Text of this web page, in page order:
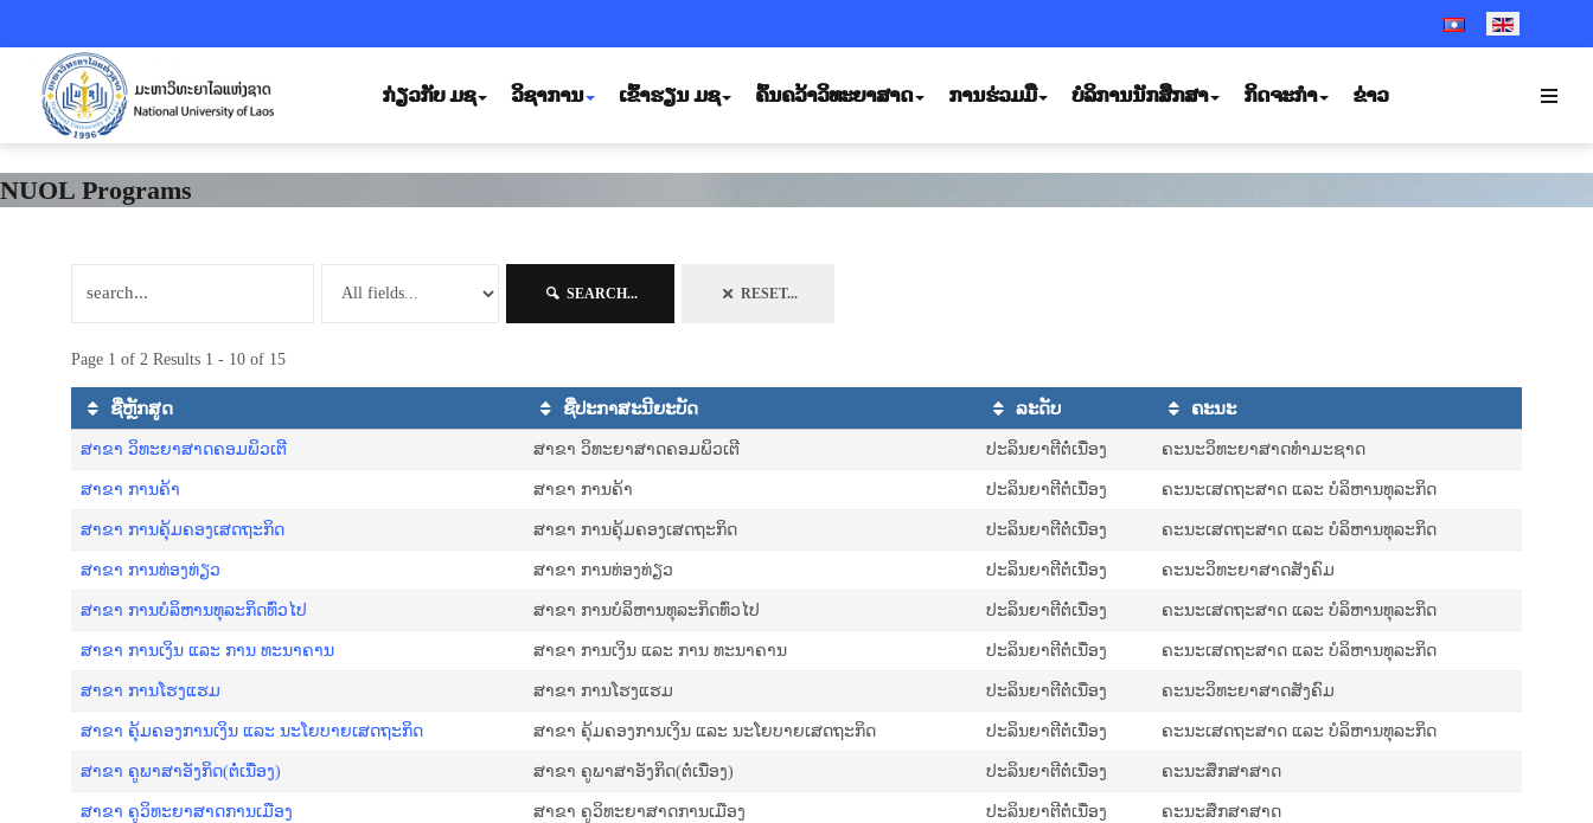
SELECT YOUR
ກ່ຽວກັບ ມຊ ວິຊາການ ເຂົ້າຮຽນ ມຊ ຄົ້ນຄວ້າວິທະຍາສາດ ການຮ່ວມມື ບໍລິການນັກສຶກສາ ກິດຈະກຳ ຂ່າວ
NUOL Programs
SEARCH... RESET...
Page 1 of 2 Results 1 - 10 of 15
ຊື່ຫຼັກສູດ ຊື່ປະກາສະນີຍະບັດ ລະດັບ ຄະນະ
ສາຂາ ວິທະຍາສາດຄອມພິວເຕີ ສາຂາ ວິທະຍາສາດຄອມພິວເຕີ ປະລິນຍາຕີຕໍ່ເນື່ອງ ຄະນະວິທະຍາສາດທຳມະຊາດ
ສາຂາ ການຄ້າ ສາຂາ ການຄ້າ ປະລິນຍາຕີຕໍ່ເນື່ອງ ຄະນະເສດຖະສາດ ແລະ ບໍລິຫານທຸລະກິດ
ສາຂາ ການຄຸ້ມຄອງເສດຖະກິດ ສາຂາ ການຄຸ້ມຄອງເສດຖະກິດ ປະລິນຍາຕີຕໍ່ເນື່ອງ ຄະນະເສດຖະສາດ ແລະ ບໍລິຫານທຸລະກິດ
ສາຂາ ການທ່ອງທ່ຽວ ສາຂາ ການທ່ອງທ່ຽວ ປະລິນຍາຕີຕໍ່ເນື່ອງ ຄະນະວິທະຍາສາດສັງຄົມ
ສາຂາ ການບໍລິຫານທຸລະກິດທົ່ວໄປ ສາຂາ ການບໍລິຫານທຸລະກິດທົ່ວໄປ ປະລິນຍາຕີຕໍ່ເນື່ອງ ຄະນະເສດຖະສາດ ແລະ ບໍລິຫານທຸລະກິດ
ສາຂາ ການເງິນ ແລະ ການ ທະນາຄານ ສາຂາ ການເງິນ ແລະ ການ ທະນາຄານ ປະລິນຍາຕີຕໍ່ເນື່ອງ ຄະນະເສດຖະສາດ ແລະ ບໍລິຫານທຸລະກິດ
ສາຂາ ການໂຮງແຮມ ສາຂາ ການໂຮງແຮມ ປະລິນຍາຕີຕໍ່ເນື່ອງ ຄະນະວິທະຍາສາດສັງຄົມ
ສາຂາ ຄຸ້ມຄອງການເງິນ ແລະ ນະໂຍບາຍເສດຖະກິດ ສາຂາ ຄຸ້ມຄອງການເງິນ ແລະ ນະໂຍບາຍເສດຖະກິດ ປະລິນຍາຕີຕໍ່ເນື່ອງ ຄະນະເສດຖະສາດ ແລະ ບໍລິຫານທຸລະກິດ
ສາຂາ ຄູພາ​ສາ​ອັງ​ກິດ(ຕໍ່ເນື່ອງ) ສາຂາ ຄູພາ​ສາ​ອັງ​ກິດ(ຕໍ່ເນື່ອງ) ປະລິນຍາຕີຕໍ່ເນື່ອງ ຄະນະສຶກສາສາດ
ສາຂາ ຄູວິທະຍາສາດການເມືອງ ສາຂາ ຄູວິທະຍາສາດການເມືອງ ປະລິນຍາຕີຕໍ່ເນື່ອງ ຄະນະສຶກສາສາດ